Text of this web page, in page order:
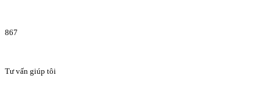
867
Tư vấn giúp tôi